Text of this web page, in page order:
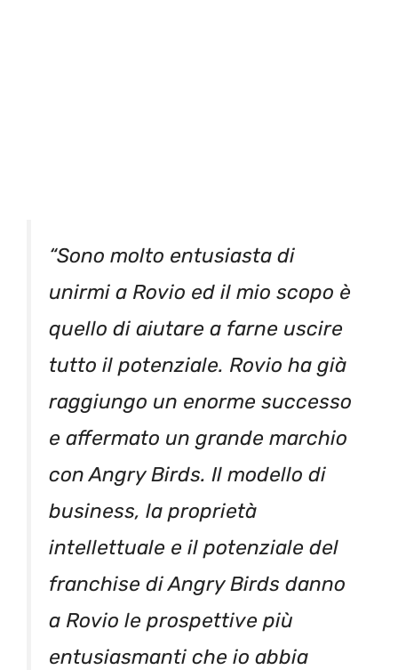
“Sono molto entusiasta di
unirmi a Rovio ed il mio scopo è
quello di aiutare a farne uscire
tutto il potenziale. Rovio ha già
raggiungo un enorme successo
e affermato un grande marchio
con Angry Birds. Il modello di
business, la proprietà
intellettuale e il potenziale del
franchise di Angry Birds danno
a Rovio le prospettive più
entusiasmanti che io abbia